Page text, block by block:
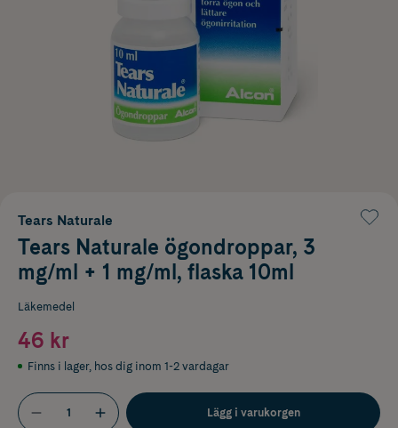
Tears Naturale
Tears Naturale ögondroppar, 3
mg/ml + 1 mg/ml, flaska 10ml
Läkemedel
46 kr
Finns i lager, hos dig inom 1-2 vardagar
Lägg i varukorgen